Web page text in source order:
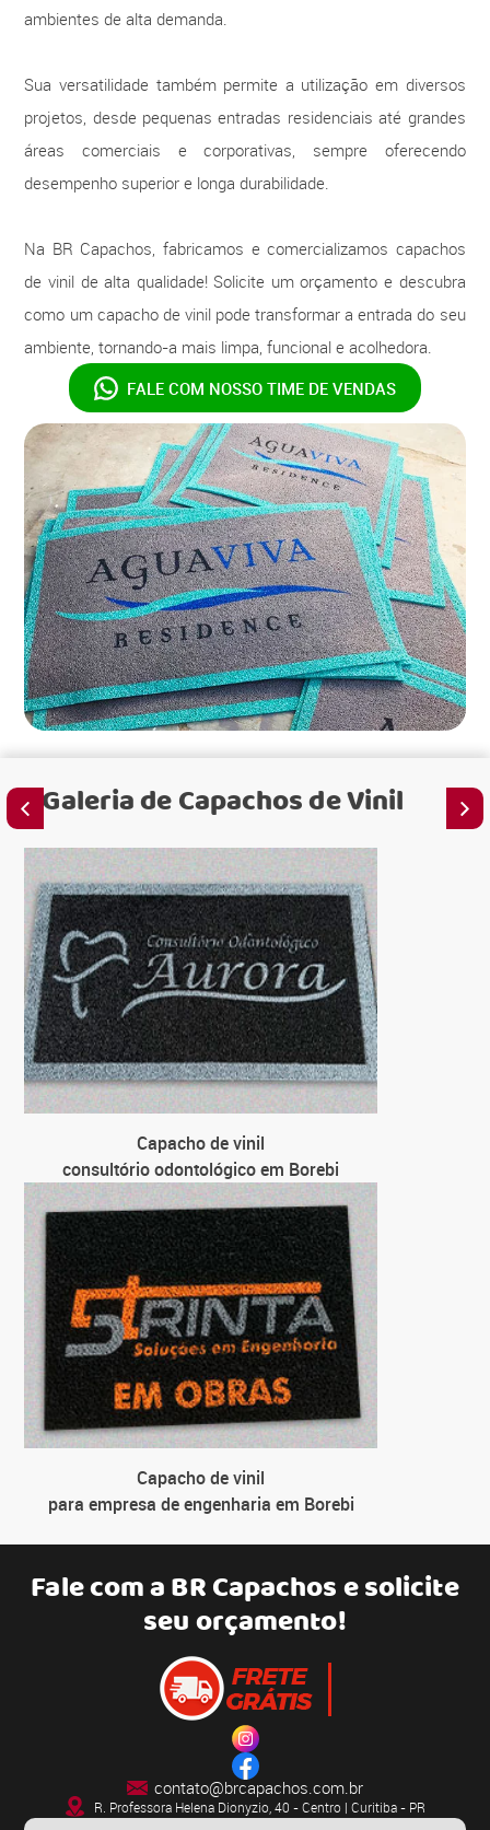
ambientes de alta demanda.
Sua versatilidade também permite a utilização em diversos
projetos, desde pequenas entradas residenciais até grandes
áreas comerciais e corporativas, sempre oferecendo
desempenho superior e longa durabilidade.
Na BR Capachos, fabricamos e comercializamos capachos
de vinil de alta qualidade! Solicite um orçamento e descubra
como um capacho de vinil pode transformar a entrada do seu
ambiente, tornando-a mais limpa, funcional e acolhedora.
FALE COM NOSSO TIME DE VENDAS
Galeria deCapachos de Vinil
Capacho de vinil
consultório odontológico em Borebi
Capacho de vinil
para empresa de engenharia em Borebi
Fale com aBR Capachose solicite
seu orçamento!
contato@brcapachos.com.br
R. Professora Helena Dionyzio, 40 - Centro | Curitiba - PR